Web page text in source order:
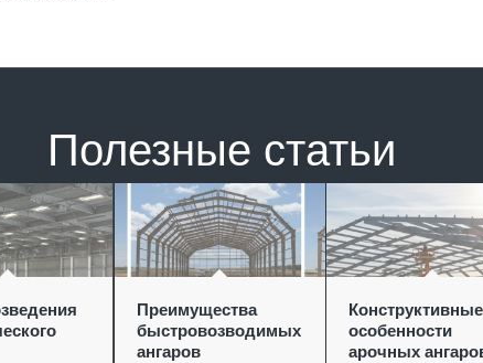
Полезные статьи
Преимущества
быстровозводимых
ангаров
Конструктивные
особенности
арочных